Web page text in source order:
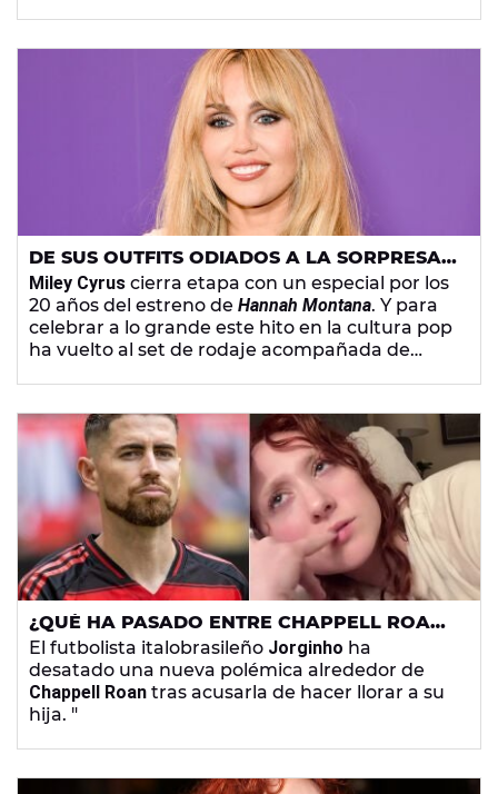
DE SUS OUTFITS ODIADOS A LA SORPRESA
DE CHAPPELL ROAN... LOS MEJORES
MOMENTOS DEL ESPECIAL DE 'HANNAH
MONTANA'
Miley Cyrus cierra etapa con un especial por los
20 años del estreno de Hannah Montana. Y para
celebrar a lo grande este hito en la cultura pop
ha vuelto al set de rodaje acompañada de
¿QUÉ HA PASADO ENTRE CHAPPELL ROAN
Y JORGINHO? LA CANTANTE RESPONDE A
LA ACUSACIÓN DEL FUTBOLISTA
El futbolista italobrasileño Jorginho ha
desatado una nueva polémica alrededor de
Chappell Roan tras acusarla de hacer llorar a su
hija. "